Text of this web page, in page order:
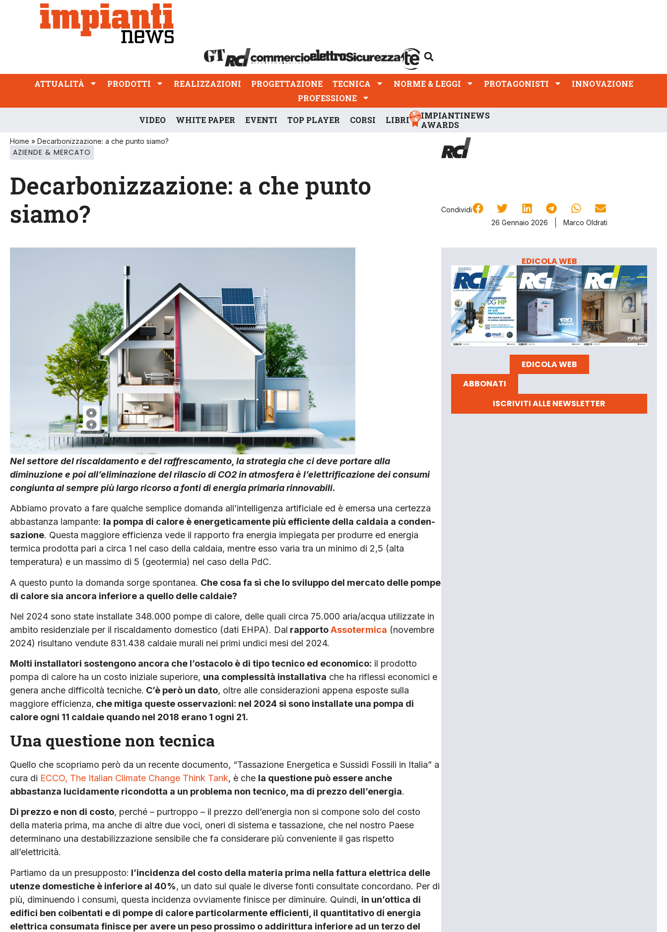
ATTUALITÀ PRODOTTI REALIZZAZIONI
PROFESSIONE
ATTUALITÀ PRODOTTI REALIZZAZIONI PROGETTAZIONE TECNICA NORME & LEGGI PROTAGONISTI
INNOVAZIONE
PROFESSIONE
VIDEO WHITE PAPER EVENTI TOP PLAYER CORSI LIBRI
IMPIANTINEWS
AWARDS
Home » Decarbonizzazione: a che punto siamo?
AZIENDE & MERCATO
Decarbonizzazione: a che punto
siamo?
Condividi
26 Gennaio 2026
Marco Oldrati
Nel settore del riscaldamento e del raffrescamento, la strategia che ci deve portare alla
diminuzione e poi all’eliminazione del rilascio di CO2 in atmosfera è l’elettrificazione dei consumi
congiunta al sempre più largo ricorso a fonti di energia primaria rinnovabili.
Abbiamo provato a fare qualche semplice domanda all’intelligenza artificiale ed è emersa una certezza
abbastanza lampante: la pompa di calore è ener­geticamente più efficiente della caldaia a conden­
sazione. Questa maggiore efficienza vede il rapporto fra energia impiegata per produrre ed energia
termica prodotta pari a circa 1 nel caso della caldaia, mentre esso varia tra un minimo di 2,5 (alta
temperatura) e un massimo di 5 (geotermia) nel caso della PdC.
A questo punto la domanda sorge spontanea. Che cosa fa sì che lo sviluppo del mercato delle pompe
di calore sia ancora inferiore a quello delle caldaie?
Nel 2024 sono state installate 348.000 pompe di calore, delle quali circa 75.000 aria/acqua utilizzate in
ambito residenziale per il riscaldamento domestico (dati EHPA). Dal rapportoAssotermica (novembre
2024) risultano vendute 831.438 caldaie murali nei primi undici mesi del 2024.
Molti installatori sosten­gono ancora che l’ostacolo è di tipo tecnico ed economico: il prodotto
pompa di calore ha un costo iniziale superiore, una complessità installativa che ha riflessi economici e
genera an­che difficoltà tecniche. C’è però un dato, oltre alle considerazioni appena esposte sulla
maggiore efficienza, che mitiga queste os­servazioni: nel 2024 si sono installate una pompa di
calore ogni 11 caldaie quando nel 2018 erano 1 ogni 21.
Una questione non tecnica
Quello che scopriamo però da un recente documento, “Tassa­zione Energetica e Sussidi Fossili in Italia” a
cura di ECCO, The Italian Climate Change Think Tank, è che la questione può es­sere anche
abbastanza lucidamente ricondotta a un problema non tecnico, ma di prezzo dell’energia.
Di prezzo e non di costo, perché – purtroppo – il prezzo dell’energia non si compone solo del costo
della materia prima, ma anche di altre due voci, oneri di sistema e tassazione, che nel nostro Paese
determinano una destabilizzazione sensibile che fa considerare più conveniente il gas rispetto
all’elettricità.
Partiamo da un presupposto: l’inci­denza del costo della materia prima nella fattura elettrica delle
utenze domestiche è inferiore al 40%, un dato sul quale le diver­se fonti consultate concordano. Per di
più, diminuendo i consu­mi, questa incidenza ovviamente finisce per diminuire. Quindi, in un’ottica di
edifici ben coibentati e di pompe di calore partico­larmente efficienti, il quantitativo di energia
elettrica consumata finisce per avere un peso prossimo o addirittura inferiore ad un terzo del
EDICOLA WEB
EDICOLA WEB
ABBONATI
ISCRIVITI ALLE NEWSLETTER